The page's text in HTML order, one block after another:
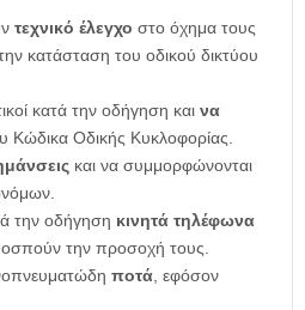
τεχνικό έλεγχο στο όχημα τους
κατάσταση του οδικού δικτύου
κατά την οδήγηση και να
Κώδικα Οδικής Κυκλοφορίας.
και να συμμορφώνονται
την οδήγηση κινητά τηλέφωνα
την προσοχή τους.
ποτά, εφόσον